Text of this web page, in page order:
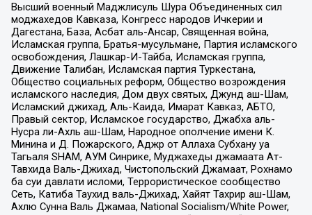
Высший военный Маджлисуль Шура Объединенных сил
моджахедов Кавказа, Конгресс народов Ичкерии и
Дагестана, База, Асбат аль-Ансар, Священная война,
Исламская группа, Братья-мусульмане, Партия исламского
освобождения, Лашкар-И-Тайба, Исламская группа,
Движение Талибан, Исламская партия Туркестана,
Общество социальных реформ, Общество возрождения
исламского наследия, Дом двух святых, Джунд аш-Шам,
Исламский джихад, Аль-Каида, Имарат Кавказ, АБТО,
Правый сектор, Исламское государство, Джабха аль-
Нусра ли-Ахль аш-Шам, Народное ополчение имени К.
Минина и Д. Пожарского, Аджр от Аллаха Субхану уа
Тагьаля SHAM, АУМ Синрике, Муджахеды джамаата Ат-
Тавхида Валь-Джихад, Чистопольский Джамаат, Рохнамо
ба суи давлати исломи, Террористическое сообщество
Сеть, Катиба Таухид валь-Джихад, Хайят Тахрир аш-Шам,
Ахлю Сунна Валь Джамаа, National Socialism/White Power,